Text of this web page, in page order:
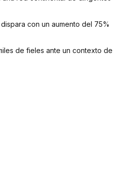
con un aumento del 75%
de fieles ante un contexto de